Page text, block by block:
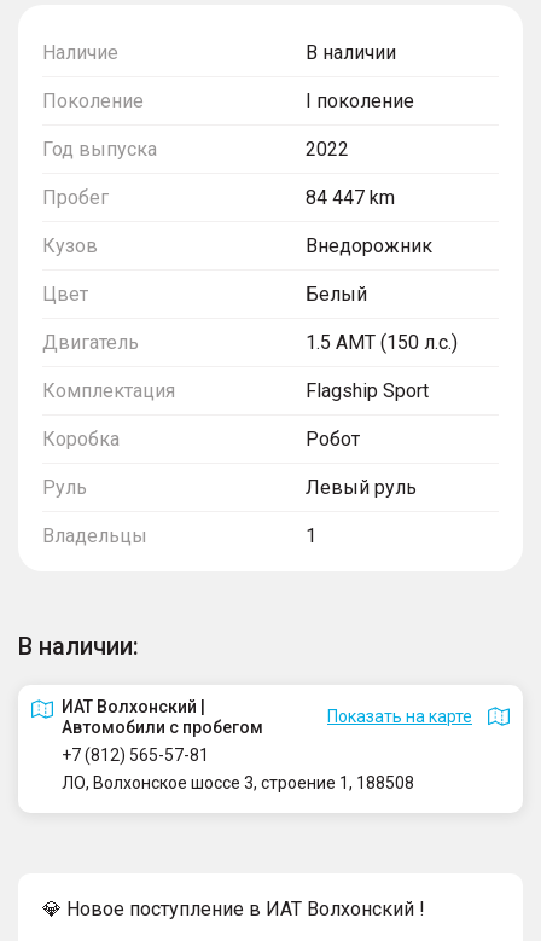
Наличие В наличии
Поколение I поколение
Год выпуска 2022
Пробег 84 447 km
Кузов Внедорожник
Цвет Белый
Двигатель 1.5 AMT (150 л.с.)
Комплектация Flagship Sport
Коробка Робот
Руль Левый руль
Владельцы 1
В наличии:
ИАТ Волхонский |
Автомобили с пробегом
Показать на карте
+7 (812) 565-57-81
ЛО, Волхонское шоссе 3, строение 1, 188508
💎 Новое поступление в ИАТ Волхонский !